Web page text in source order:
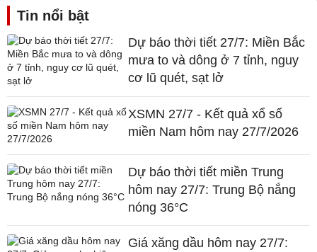
Tin nổi bật
Dự báo thời tiết 27/7: Miền Bắc
mưa to và dông ở 7 tỉnh, nguy
cơ lũ quét, sạt lở
XSMN 27/7 - Kết quả xổ số
miền Nam hôm nay 27/7/2026
Dự báo thời tiết miền Trung
hôm nay 27/7: Trung Bộ nắng
nóng 36°C
Giá xăng dầu hôm nay 27/7: